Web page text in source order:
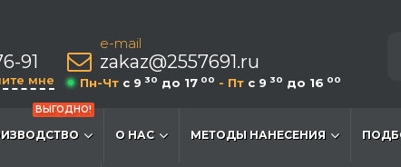
91
мне
e-mail
zakaz@2557691.ru
Пн-Чт c 9 30 до 17 00 - Пт c 9 30 до 16 00
ВЫГОДНО!
О НАС МЕТОДЫ НАНЕСЕНИЯ